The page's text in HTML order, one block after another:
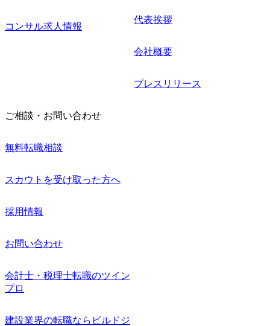
コンサル求人情報
代表挨拶
会社概要
プレスリリース
ご相談・お問い合わせ
無料転職相談
スカウトを受け取った方へ
採用情報
お問い合わせ
会計士・税理士転職のツイン
プロ
建設業界の転職ならビルドジ